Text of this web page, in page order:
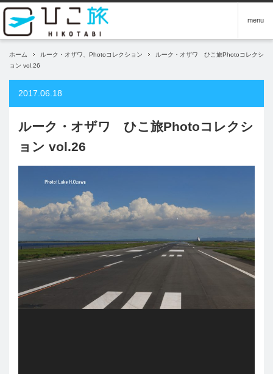
menu
ホーム ルーク・オザワ、Photoコレクション
ルーク・オザワ ひこ旅Photoコレクシ
ョン vol.26
2017.06.18
ルーク・オザワ ひこ旅Photoコレクシ
ョン vol.26